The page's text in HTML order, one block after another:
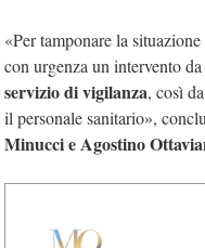
«Per tamponare la
con urgenza un intervento
servizio di vigilanza, così
il personale sanitario»,
Minucci e Agostino